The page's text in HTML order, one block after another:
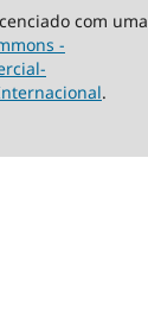
com uma
-
.